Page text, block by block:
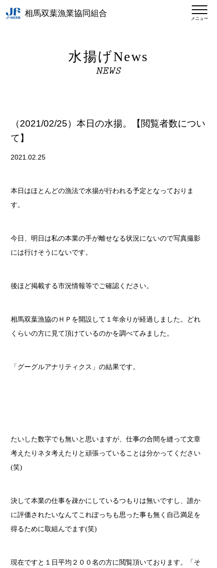
相馬双葉漁業協同組合
メニュー
水揚げNews
NEWS
（2021/02/25）本日の水揚。【閲覧者数につい
て】
2021.02.25
本日はほとんどの漁法で水揚が行われる予定となっておりま
す。
今日、明日は私の本業の手が離せなる状況にないので写真撮影
には行けそうにないです。
後ほど掲載する市況情報等でご確認ください。
相馬双葉漁協のＨＰを開設して１年余りが経過しました。どれ
くらいの方に見て頂けているのかを調べてみました。
「グーグルアナリティクス」の結果です。
たいした数字でも無いと思いますが、仕事の合間を縫って文章
考えたりネタ考えたりと頑張っていることは分かってください
(笑)
決して本業の仕事を疎かにしているつもりは無いですし、誰か
に評価されたいなんてこれぽっちも思った事も無く自己満足を
得るために取組んでます(笑)
現在ですと１日平均２００名の方に閲覧頂いております。「そ